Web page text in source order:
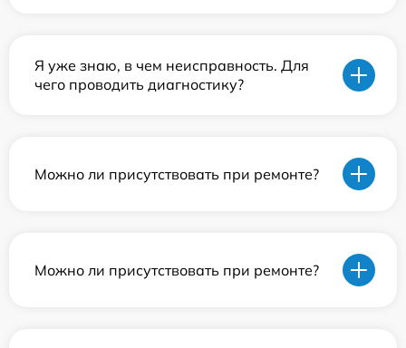
Я уже знаю, в чем неисправность. Для
чего проводить диагностику?
Можно ли присутствовать при ремонте?
Можно ли присутствовать при ремонте?